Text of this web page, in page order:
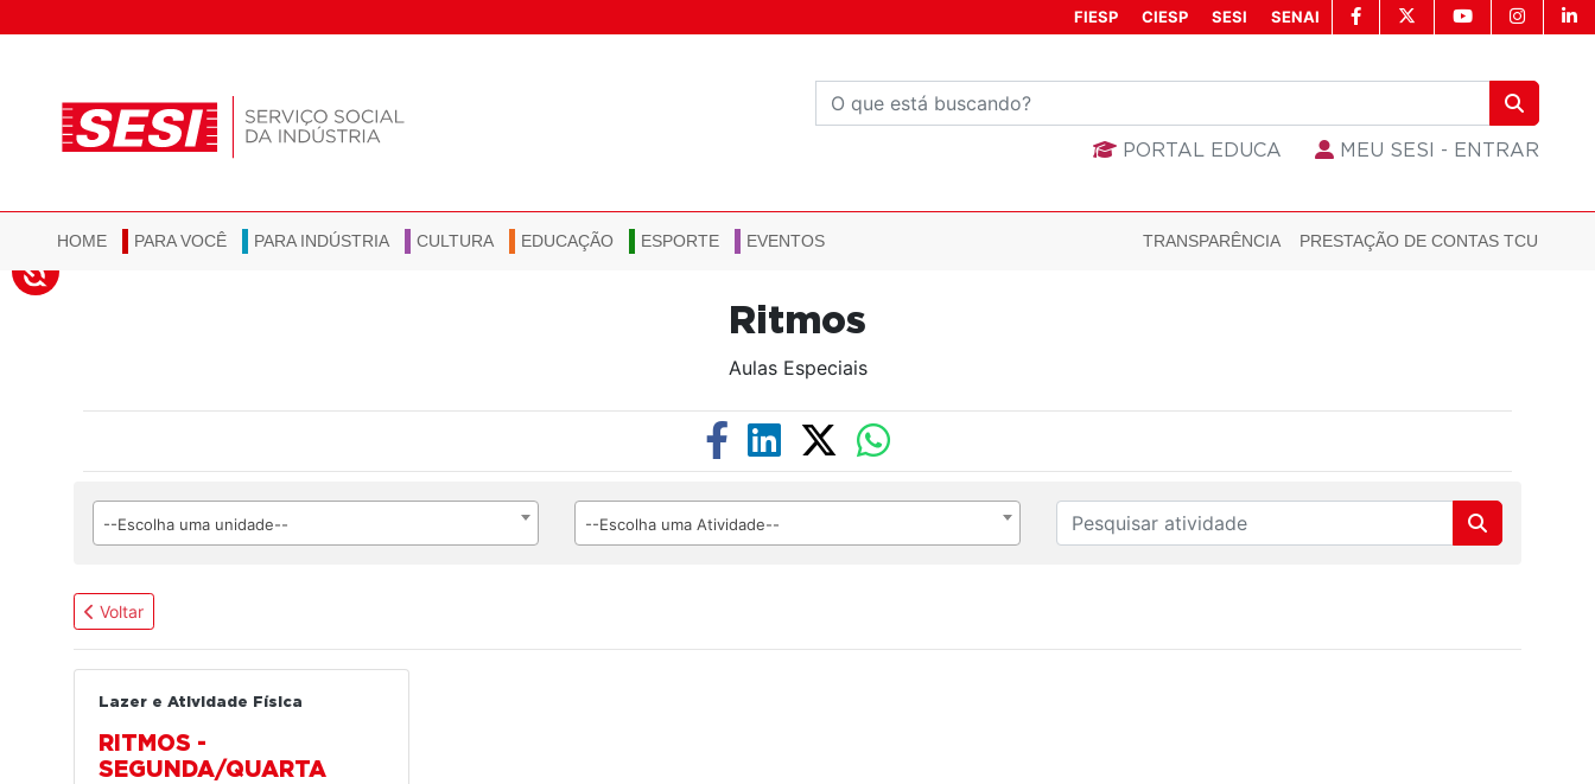
FIESP CIESP SESI SENAI
PORTAL EDUCA MEU SESI - ENTRAR
HOME PARA VOCÊ PARA INDÚSTRIA CULTURA EDUCAÇÃO ESPORTE EVENTOS TRANSPARÊNCIA PRESTAÇÃO DE CONTAS TCU
Ritmos
Aulas Especiais
--Escolha uma unidade-- --Escolha uma Atividade--
Voltar
Lazer e Atividade Física
RITMOS -
SEGUNDA/QUARTA